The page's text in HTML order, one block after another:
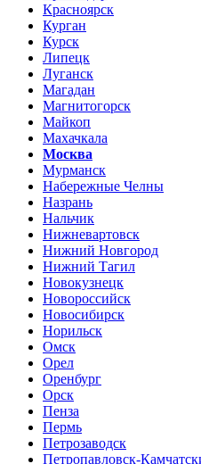
Красноярск
Курган
Курск
Липецк
Луганск
Магадан
Магнитогорск
Майкоп
Махачкала
Москва
Мурманск
Набережные Челны
Назрань
Нальчик
Нижневартовск
Нижний Новгород
Нижний Тагил
Новокузнецк
Новороссийск
Новосибирск
Норильск
Омск
Орел
Оренбург
Орск
Пенза
Пермь
Петрозаводск
Петропавловск-